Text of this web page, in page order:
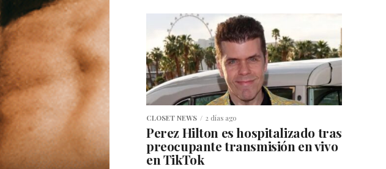
CLOSET NEWS 2 días ago
Perez Hilton es hospitalizado tras
preocupante transmisión en vivo
en TikTok